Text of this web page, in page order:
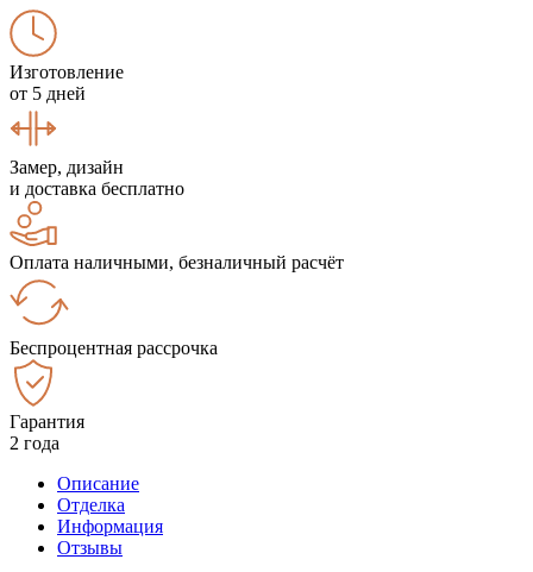
Изготовление
от 5 дней
Замер, дизайн
и доставка бесплатно
Оплата наличными, безналичный расчёт
Беспроцентная рассрочка
Гарантия
2 года
Описание
Отделка
Информация
Отзывы